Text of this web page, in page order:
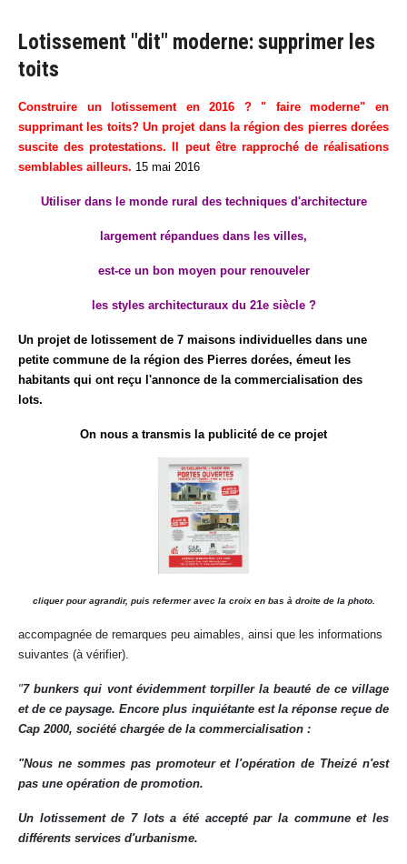
Lotissement "dit" moderne: supprimer les
toits
Construire un lotissement en 2016 ? " faire moderne" en
supprimant les toits? Un projet dans la région des pierres dorées
suscite des protestations. Il peut être rapproché de réalisations
semblables ailleurs. 15 mai 2016
Utiliser dans le monde rural des techniques d'architecture
largement répandues dans les villes,
est-ce un bon moyen pour renouveler
les styles architecturaux du 21e siècle ?
Un projet de lotissement de 7 maisons individuelles dans une
petite commune de la région des Pierres dorées, émeut les
habitants qui ont reçu l'annonce de la commercialisation des
lots.
On nous a transmis la publicité de ce projet
cliquer pour agrandir, puis refermer avec la croix en bas à droite de la photo.
accompagnée de remarques peu aimables, ainsi que les informations
suivantes (à vérifier).
"7 bunkers qui vont évidemment torpiller la beauté de ce village
et de ce paysage. Encore plus inquiétante est la réponse reçue de
Cap 2000, société chargée de la commercialisation :
"Nous ne sommes pas promoteur et l'opération de Theizé n'est
pas une opération de promotion.
Un lotissement de 7 lots a été accepté par la commune et les
différents services d'urbanisme.